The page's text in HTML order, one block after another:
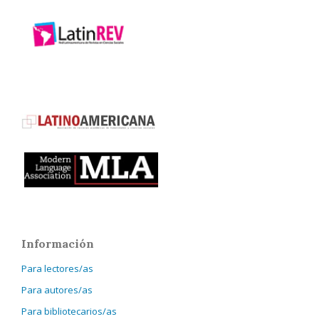
Información
Para lectores/as
Para autores/as
Para bibliotecarios/as